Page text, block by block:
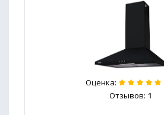
Оценка:
Отзывов: 1